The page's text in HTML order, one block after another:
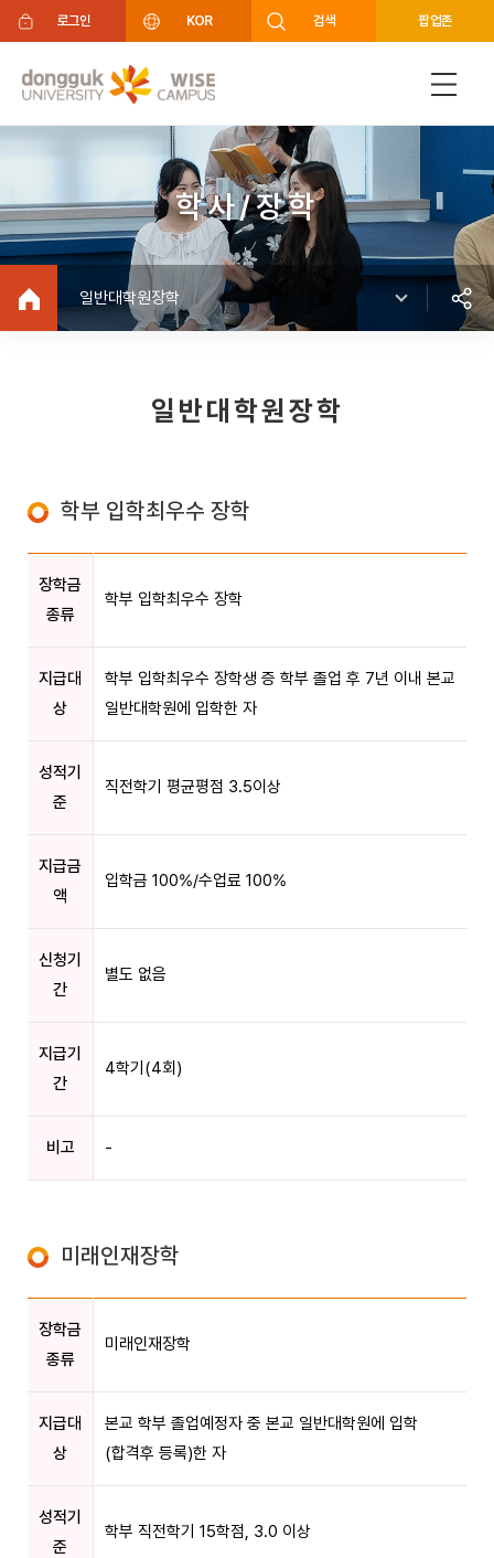
주메뉴 바로가기
푸터 바로가기
로그인 KOR 검색 팝업존
학사/장학
일반대학원장학
일반대학원장학
학부 입학최우수 장학
장학금
종류
학부 입학최우수 장학
지급대
상
학부 입학최우수 장학생 증 학부 졸업 후 7년 이내 본교
일반대학원에 입학한 자
성적기
준
직전학기 평균평점 3.5이상
지급금
액
입학금 100%/수업료 100%
신청기
간
별도 없음
지급기
간
4학기(4회)
비고 -
미래인재장학
장학금
종류
미래인재장학
지급대
상
본교 학부 졸업예정자 중 본교 일반대학원에 입학
(합격후 등록)한 자
성적기
준
학부 직전학기 15학점, 3.0 이상